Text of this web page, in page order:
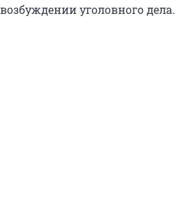
уголовного дела.